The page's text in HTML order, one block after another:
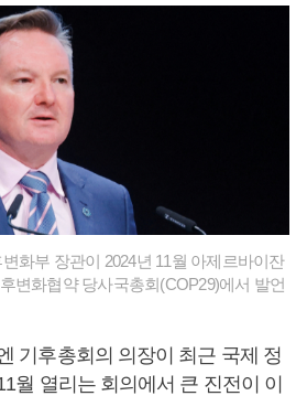
화부 장관이 2024년 11월 아제르바이잔
변화협약 당사국총회(COP29)에서 발언
기후총회의 의장이 최근 국제 정
월 열리는 회의에서 큰 진전이 이